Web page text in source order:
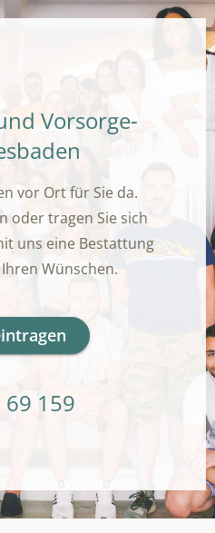
Vorsorge-
vor Ort für Sie da.
oder tragen Sie sich
uns eine Bestattung
Wünschen.
159